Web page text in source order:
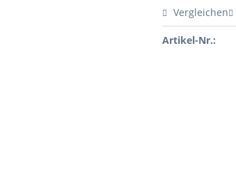
Vergleichen
Artikel-Nr.: